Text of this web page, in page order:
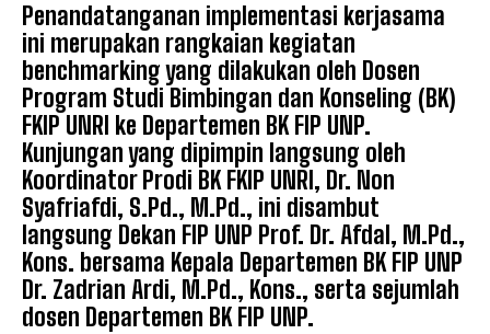
Penandatanganan implementasi kerjasama
ini merupakan rangkaian kegiatan
benchmarking yang dilakukan oleh Dosen
Program Studi Bimbingan dan Konseling (BK)
FKIP UNRI ke Departemen BK FIP UNP.
Kunjungan yang dipimpin langsung oleh
Koordinator Prodi BK FKIP UNRI, Dr. Non
Syafriafdi, S.Pd., M.Pd., ini disambut
langsung Dekan FIP UNP Prof. Dr. Afdal, M.Pd.,
Kons. bersama Kepala Departemen BK FIP UNP
Dr. Zadrian Ardi, M.Pd., Kons., serta sejumlah
dosen Departemen BK FIP UNP.